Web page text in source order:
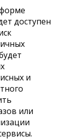
доступен
и
или